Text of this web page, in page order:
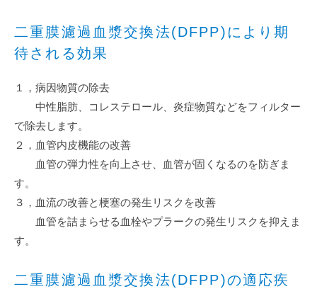
二重膜濾過血漿交換法(DFPP)により期
待される効果
１，病因物質の除去
中性脂肪、コレステロール、炎症物質などをフィルター
で除去します。
２，血管内皮機能の改善
血管の弾力性を向上させ、血管が固くなるのを防ぎま
す。
３，血流の改善と梗塞の発生リスクを改善
血管を詰まらせる血栓やプラークの発生リスクを抑えま
す。
二重膜濾過血漿交換法(DFPP)の適応疾